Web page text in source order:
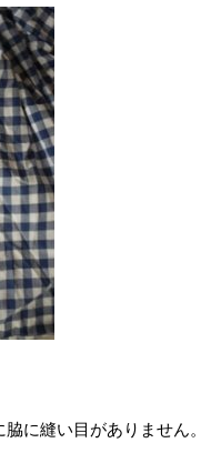
に縫い目がありません。